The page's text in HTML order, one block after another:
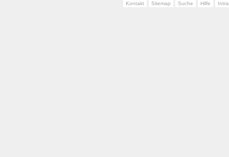
Kontakt Sitemap Suche Hilfe